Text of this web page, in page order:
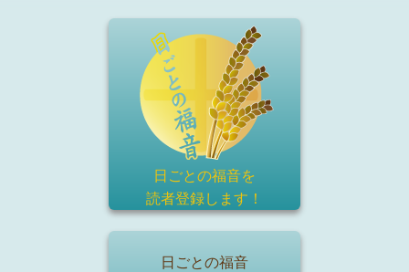
日ごとの福音を
読者登録します！
日ごとの福音